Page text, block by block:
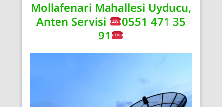
Mollafenari Mahallesi Uyducu,
Anten Servisi
0551 471 35
91